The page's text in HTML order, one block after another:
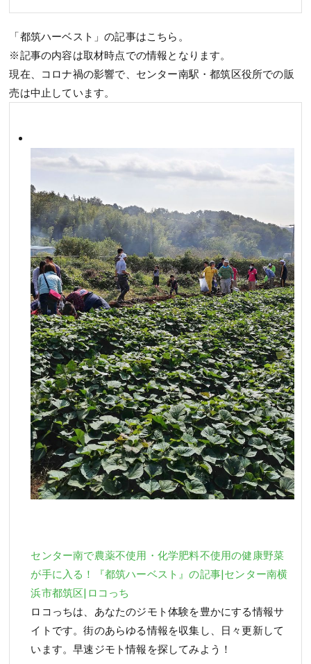
「都筑ハーベスト」の記事はこちら。
※記事の内容は取材時点での情報となります。
現在、コロナ禍の影響で、センター南駅・都筑区役所での販
売は中止しています。
センター南で農薬不使用・化学肥料不使用の健康野菜
が手に入る！『都筑ハーベスト』の記事|センター南横
浜市都筑区|ロコっち
ロコっちは、あなたのジモト体験を豊かにする情報サ
イトです。街のあらゆる情報を収集し、日々更新して
います。早速ジモト情報を探してみよう！